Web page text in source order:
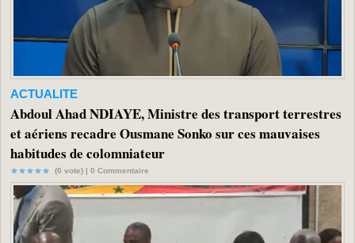
ACTUALITE
Abdoul Ahad NDIAYE, Ministre des transport terrestres
et aériens recadre Ousmane Sonko sur ces mauvaises
habitudes de colomniateur
(0 vote) | 0 Commentaire